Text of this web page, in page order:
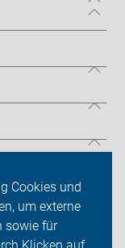
Cookies und
um externe
sowie für